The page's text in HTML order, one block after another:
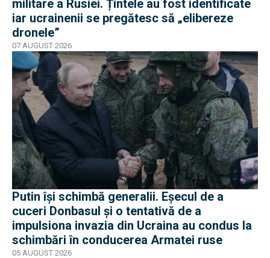
militare a Rusiei. Țintele au fost identificate
iar ucrainenii se pregătesc să „elibereze
dronele”
07 AUGUST 2026
Putin își schimbă generalii. Eșecul de a
cuceri Donbasul și o tentativă de a
impulsiona invazia din Ucraina au condus la
schimbări în conducerea Armatei ruse
05 AUGUST 2026